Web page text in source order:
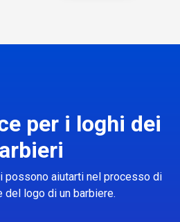
per i loghi dei
possono aiutarti nel processo di
del logo di un barbiere.